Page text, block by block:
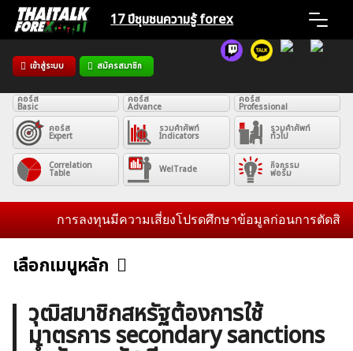
Skip
17 ปีชุมชนความรู้ forex
เข้าสู่ระบบ สมัครสมาชิก
Home
News
Articles
VPS Register
ค้นหา
สำหรับ:
คอร์ส
Basic
คอร์ส
Advance
คอร์ส
Professional
คอร์ส
Expert
รวมคำศัพท์
Indicators
รวมคำศัพท์
ทั่วไป
Correlation
Table WelTrade กิจกรรม
ฟอรั่ม
การลงทุนมีความเสี่ยงโปรดศึกษาข้อมูลก่อนการตัดสินใจ
เลือกเมนูหลัก
ข่าวฟอเร็กซ์และสกุลเงิน คริปโตเคอร์เรนซี
ฟรีซิกแนล รายวัน
บทวิเคราะห์
เศรษฐกิจทั่วไป ดัชนี-หุ้น
พันธบัตร
วุฒิสมาชิกสหรัฐต้องการใช้
มาตรการ secondary sanctions